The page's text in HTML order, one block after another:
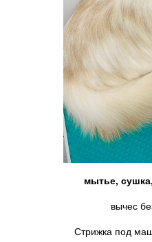
мытье,
вычес
Стрижка под